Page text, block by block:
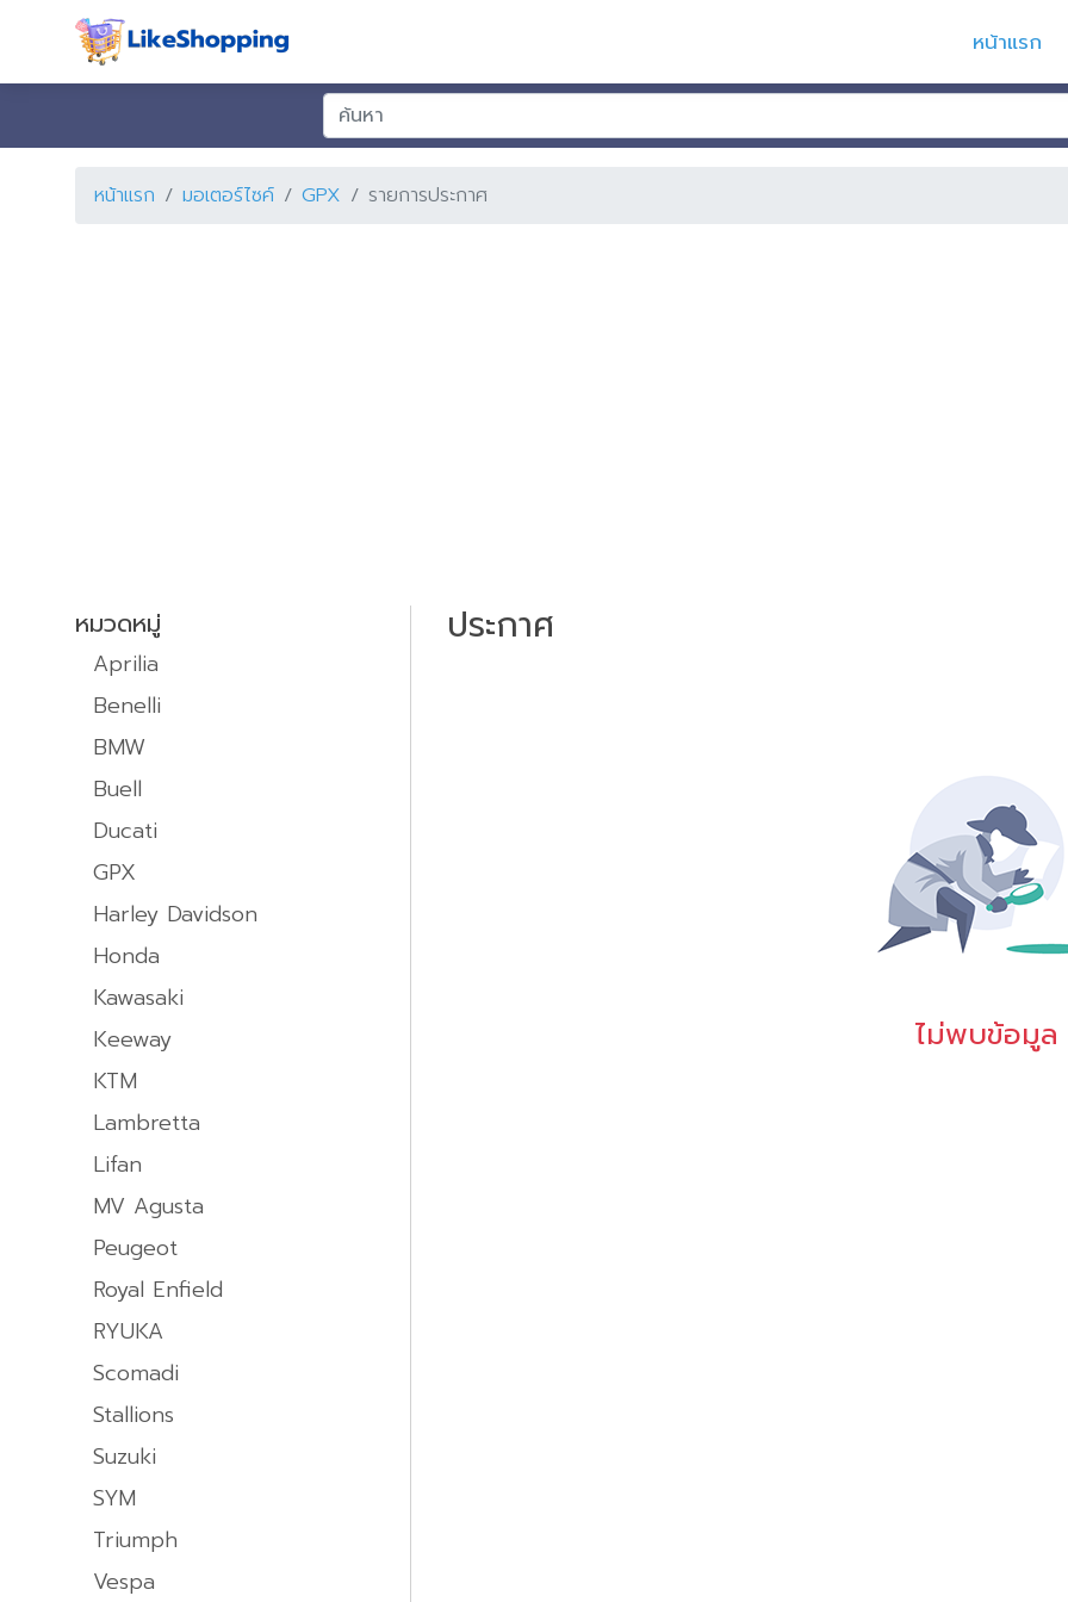
หน้าแรก
หน้าแรก มอเตอร์ไซค์ GPX รายการประกาศ
หมวดหมู่
Aprilia
Benelli
BMW
Buell
Ducati
GPX
Harley Davidson
Honda
Kawasaki
Keeway
KTM
Lambretta
Lifan
MV Agusta
Peugeot
Royal Enfield
RYUKA
Scomadi
Stallions
Suzuki
SYM
Triumph
Vespa
ประกาศ
ไม่พบข้อมูล